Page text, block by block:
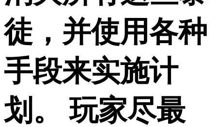
徒，并使用各种
手段来实施计
划。 玩家尽最